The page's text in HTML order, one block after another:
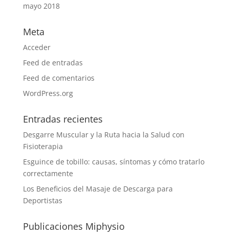
mayo 2018
Meta
Acceder
Feed de entradas
Feed de comentarios
WordPress.org
Entradas recientes
Desgarre Muscular y la Ruta hacia la Salud con
Fisioterapia
Esguince de tobillo: causas, síntomas y cómo tratarlo
correctamente
Los Beneficios del Masaje de Descarga para
Deportistas
Publicaciones Miphysio